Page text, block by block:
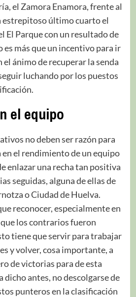
el Zamora Enamora, frente al
estrepitoso último cuarto el
El Parque con un resultado de
es más que un incentivo para ir
el ánimo de recuperar la senda
luchando por los puestos
el equipo
no deben ser razón para
en el rendimiento de un equipo
enlazar una recha tan positiva
seguidas, alguna de ellas de
o Ciudad de Huelva.
reconocer, especialmente en
los contrarios fueron
tiene que servir para trabajar
y volver, cosa importante, a
de victorias para de esta
dicho antes, no descolgarse de
punteros en la clasificación